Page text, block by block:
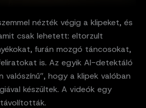
nézték végig a klipeket, és
csak lehetett: eltorzult
furán mozgó táncosokat,
is. Az egyik AI-detektáló
valószínű”, hogy a klipek valóban
készültek. A videók egy